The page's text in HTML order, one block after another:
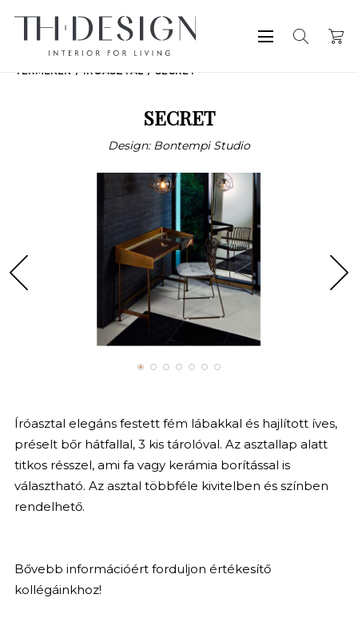
TERMÉKEK ÍRÓASZTAL SECRET
SECRET
Design: Bontempi Studio
Íróasztal elegáns festett fém lábakkal és hajlított íves,
préselt bőr hátfallal, 3 kis tárolóval. Az asztallap alatt
titkos résszel, ami fa vagy kerámia borítással is
választható. Az asztal többféle kivitelben és színben
rendelhető.
Bővebb információért forduljon értékesítő
kollégáinkhoz!